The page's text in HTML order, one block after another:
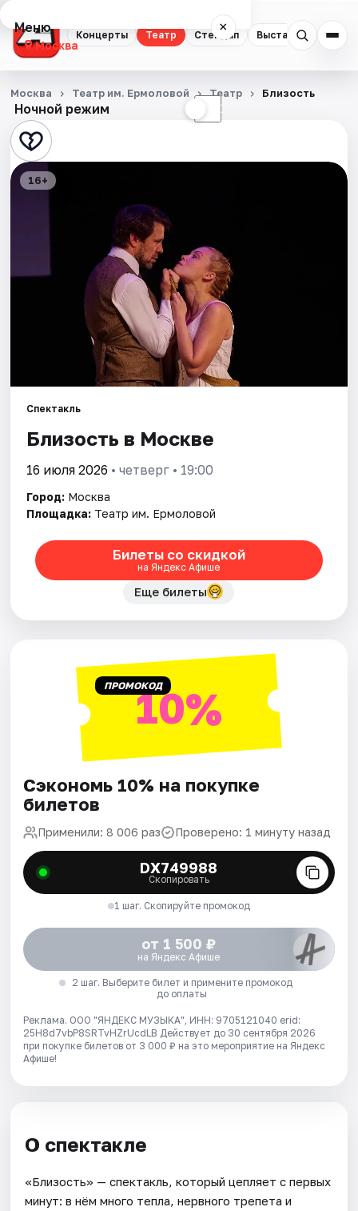
Концерты Театр Стендап Выставки
Меню ×
Москва
Концерты
Театр
Стендап
Площадки
Артисты
Рейтинги
Ночной режим ☾
Москва Театр им. Ермоловой Театр Близость
16+
Спектакль
Близость в Москве
16 июля 2026 • четверг • 19:00
Город: Москва
Площадка: Театр им. Ермоловой
Билеты со скидкой
на Яндекс Афише
Еще билеты
ПРОМОКОД10%
Сэкономь 10% на покупке
билетов
Применили: 8 006 раз Проверено: 1 минуту назад
DX749988
Скопировать
1 шаг. Скопируйте промокод
от 1 500 ₽
на Яндекс Афише
2 шаг. Выберите билет и примените промокод
до оплаты
Реклама. ООО "ЯНДЕКС МУЗЫКА", ИНН: 9705121040 erid:
25H8d7vbP8SRTvHZrUcdLB Действует до 30 сентября 2026
при покупке билетов от 3 000 ₽ на это мероприятие на Яндекс
Афише!
О спектакле
«Близость» — спектакль, который цепляет с первых
минут: в нём много тепла, нервного трепета и